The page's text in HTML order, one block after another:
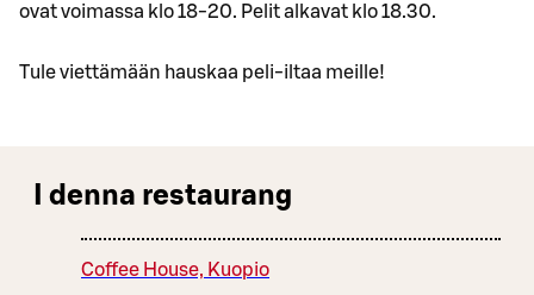
ovat voimassa klo 18-20. Pelit alkavat klo 18.30.
Tule viettämään hauskaa peli-iltaa meille!
I denna restaurang
Coffee House, Kuopio